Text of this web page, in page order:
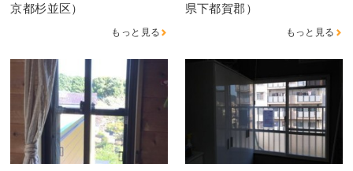
京都杉並区）
もっと見る
県下都賀郡）
もっと見る